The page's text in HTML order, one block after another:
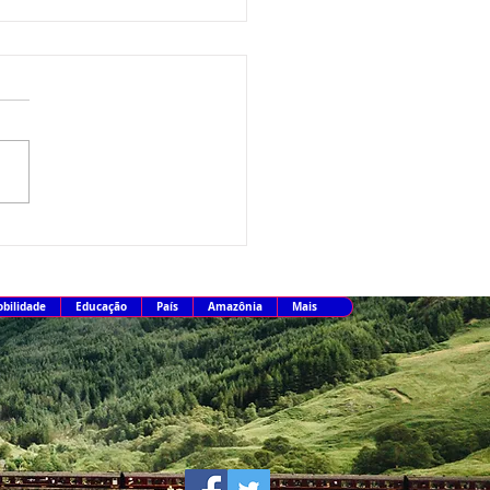
para a Seleção
Educação País Amazônia Mais